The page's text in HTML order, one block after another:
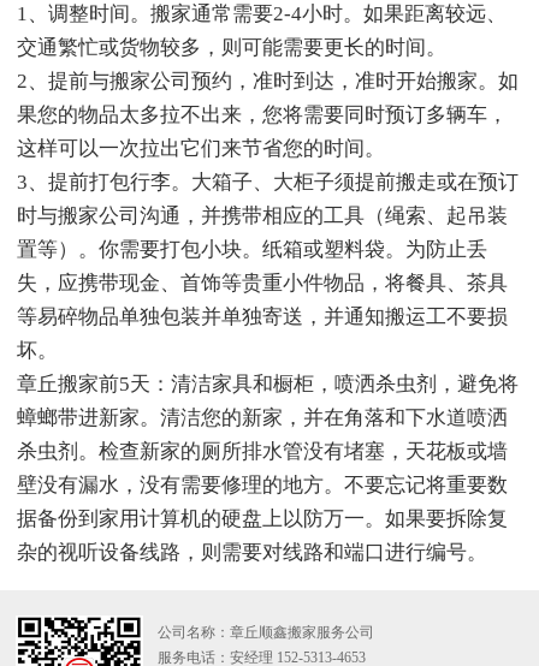
1、调整时间。搬家通常需要2-4小时。如果距离较远、
交通繁忙或货物较多，则可能需要更长的时间。
2、提前与搬家公司预约，准时到达，准时开始搬家。如
果您的物品太多拉不出来，您将需要同时预订多辆车，
这样可以一次拉出它们来节省您的时间。
3、提前打包行李。大箱子、大柜子须提前搬走或在预订
时与搬家公司沟通，并携带相应的工具（绳索、起吊装
置等）。你需要打包小块。纸箱或塑料袋。为防止丢
失，应携带现金、首饰等贵重小件物品，将餐具、茶具
等易碎物品单独包装并单独寄送，并通知搬运工不要损
坏。
章丘搬家前5天：清洁家具和橱柜，喷洒杀虫剂，避免将
蟑螂带进新家。清洁您的新家，并在角落和下水道喷洒
杀虫剂。检查新家的厕所排水管没有堵塞，天花板或墙
壁没有漏水，没有需要修理的地方。不要忘记将重要数
据备份到家用计算机的硬盘上以防万一。如果要拆除复
杂的视听设备线路，则需要对线路和端口进行编号。
公司名称：章丘顺鑫搬家服务公司
服务电话：安经理 152-5313-4653